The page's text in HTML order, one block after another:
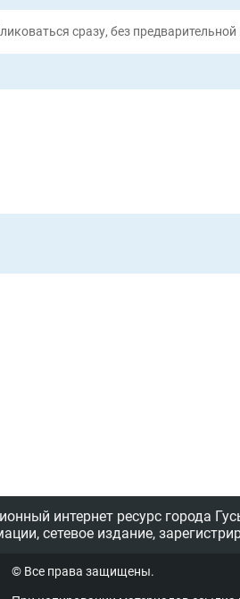
сразу, без
интернет ресурс города
сетевое издание,
© Все права защищены.